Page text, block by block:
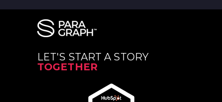
LET'S START A STORY
TOGETHER